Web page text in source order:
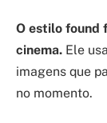
O estilo found
cinema. Ele
imagens que
no momento.